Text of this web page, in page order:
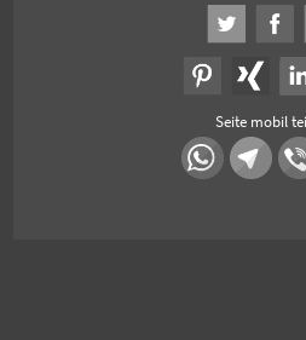
Seite mobil